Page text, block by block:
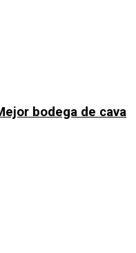
bodega de cava